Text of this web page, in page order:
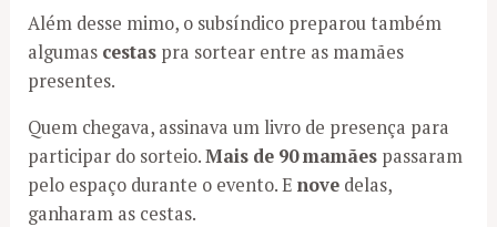
Além desse mimo, o subsíndico preparou também
algumas cestas pra sortear entre as mamães
presentes.
Quem chegava, assinava um livro de presença para
participar do sorteio.Mais de 90 mamães passaram
pelo espaço durante o evento. Enove delas,
ganharam as cestas.